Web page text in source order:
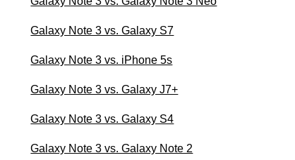
Galaxy Note 3 vs. Galaxy S7
Galaxy Note 3 vs. iPhone 5s
Galaxy Note 3 vs. Galaxy J7+
Galaxy Note 3 vs. Galaxy S4
Galaxy Note 3 vs. Galaxy Note 2